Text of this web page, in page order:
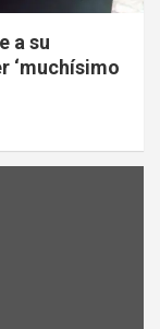
a su
‘muchísimo